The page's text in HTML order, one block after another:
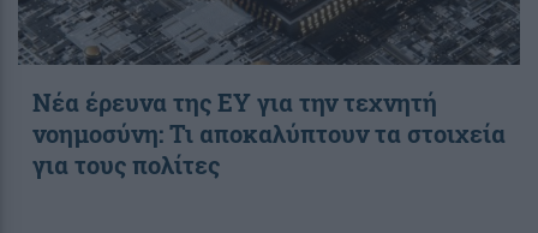
Νέα έρευνα της EY για την τεχνητή
νοημοσύνη: Τι αποκαλύπτουν τα στοιχεία
για τους πολίτες